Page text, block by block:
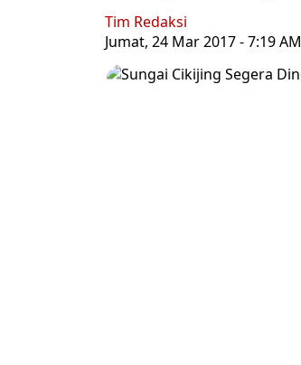
Tim Redaksi
Jumat, 24 Mar 2017 - 7:19 AM